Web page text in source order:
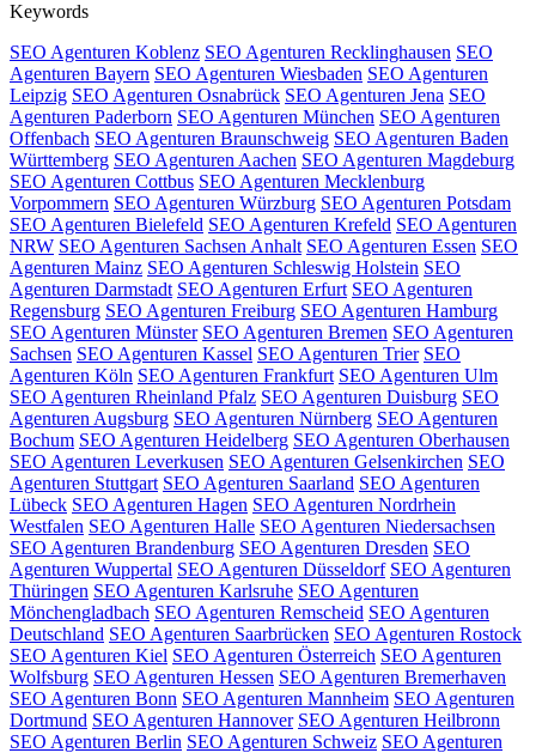
Keywords
SEO Agenturen Koblenz SEO Agenturen Recklinghausen SEO
Agenturen Bayern SEO Agenturen Wiesbaden SEO Agenturen
Leipzig SEO Agenturen Osnabrück SEO Agenturen Jena SEO
Agenturen Paderborn SEO Agenturen München SEO Agenturen
Offenbach SEO Agenturen Braunschweig SEO Agenturen Baden
Württemberg SEO Agenturen Aachen SEO Agenturen Magdeburg
SEO Agenturen Cottbus SEO Agenturen Mecklenburg
Vorpommern SEO Agenturen Würzburg SEO Agenturen Potsdam
SEO Agenturen Bielefeld SEO Agenturen Krefeld SEO Agenturen
NRW SEO Agenturen Sachsen Anhalt SEO Agenturen Essen SEO
Agenturen Mainz SEO Agenturen Schleswig Holstein SEO
Agenturen Darmstadt SEO Agenturen Erfurt SEO Agenturen
Regensburg SEO Agenturen Freiburg SEO Agenturen Hamburg
SEO Agenturen Münster SEO Agenturen Bremen SEO Agenturen
Sachsen SEO Agenturen Kassel SEO Agenturen Trier SEO
Agenturen Köln SEO Agenturen Frankfurt SEO Agenturen Ulm
SEO Agenturen Rheinland Pfalz SEO Agenturen Duisburg SEO
Agenturen Augsburg SEO Agenturen Nürnberg SEO Agenturen
Bochum SEO Agenturen Heidelberg SEO Agenturen Oberhausen
SEO Agenturen Leverkusen SEO Agenturen Gelsenkirchen SEO
Agenturen Stuttgart SEO Agenturen Saarland SEO Agenturen
Lübeck SEO Agenturen Hagen SEO Agenturen Nordrhein
Westfalen SEO Agenturen Halle SEO Agenturen Niedersachsen
SEO Agenturen Brandenburg SEO Agenturen Dresden SEO
Agenturen Wuppertal SEO Agenturen Düsseldorf SEO Agenturen
Thüringen SEO Agenturen Karlsruhe SEO Agenturen
Mönchengladbach SEO Agenturen Remscheid SEO Agenturen
Deutschland SEO Agenturen Saarbrücken SEO Agenturen Rostock
SEO Agenturen Kiel SEO Agenturen Österreich SEO Agenturen
Wolfsburg SEO Agenturen Hessen SEO Agenturen Bremerhaven
SEO Agenturen Bonn SEO Agenturen Mannheim SEO Agenturen
Dortmund SEO Agenturen Hannover SEO Agenturen Heilbronn
SEO Agenturen Berlin SEO Agenturen Schweiz SEO Agenturen